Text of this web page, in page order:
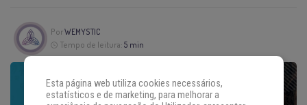
PorWEMYSTIC
Tempo de leitura: 5 min
Esta página web utiliza cookies necessários,
estatísticos e de marketing, para melhorar a